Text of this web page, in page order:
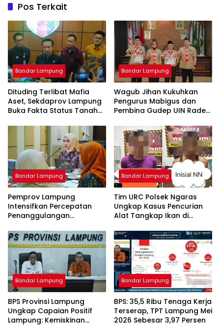
Pos Terkait
Bandar Lampung
Dituding Terlibat Mafia
Aset, Sekdaprov Lampung
Buka Fakta Status Tanah
Bandar Lampung
Wagub Jihan Kukuhkan
Pengurus Mabigus dan
Pembina Gudep UIN Raden
Perkuat Karakter Generasi
Muda
Bandar Lampung
Pemprov Lampung
Intensifkan Percepatan
Penanggulangan
Tanggamus
Bandar Lampung
Tim URC Polsek Ngaras
Ungkap Kasus Pencurian
Alat Tangkap Ikan di
Terduga Pelaku
Diamankan.
Bandar Lampung
BPS Provinsi Lampung
Ungkap Capaian Positif
Lampung: Kemiskinan
Bandar Lampung
BPS: 35,5 Ribu Tenaga Kerja
Terserap, TPT Lampung Mei
2026 Sebesar 3,97 Persen